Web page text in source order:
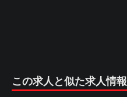
この求人と似た求人情報